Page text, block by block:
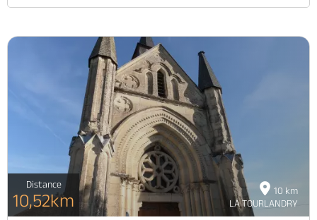
10 km
LA TOURLANDRY
Distance
10,52km